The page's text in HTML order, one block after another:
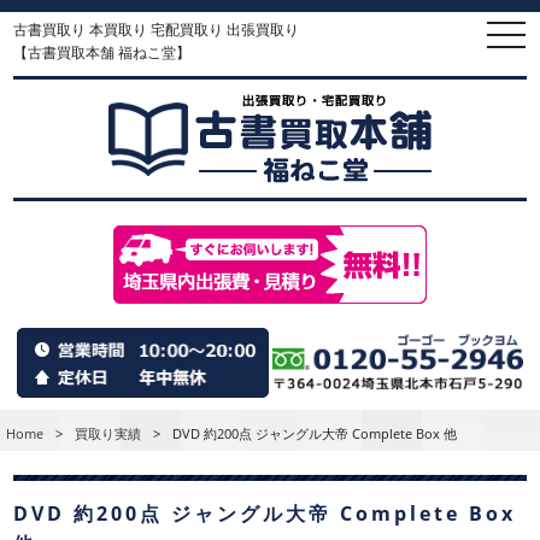
古書買取り 本買取り 宅配買取り 出張買取り
【古書買取本舗 福ねこ堂】
Home > 買取り実績 > DVD 約200点 ジャングル大帝 Complete Box 他
DVD 約200点 ジャングル大帝 Complete Box